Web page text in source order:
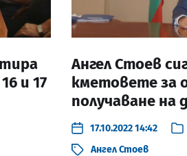
и 17
Ангел Стоев
кметовете за
получаване на
17.10.2022 14:42
Ангел Стоев